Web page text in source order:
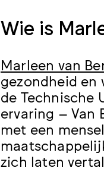
Wie is
Marleen van
gezondheid en
de Technische
ervaring – Van
met een
zich laten